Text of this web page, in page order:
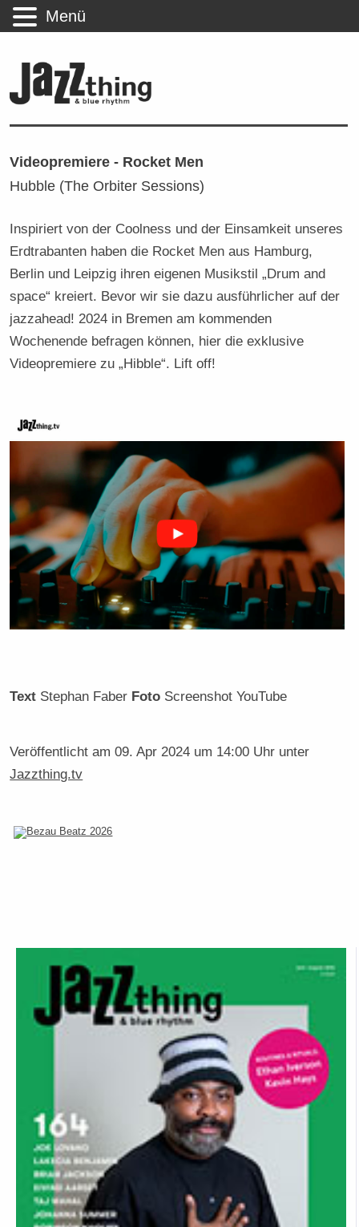
Videopremiere - Rocket Men
Hubble (The Orbiter Sessions)
Inspiriert von der Coolness und der Einsamkeit unseres
Erdtrabanten haben die Rocket Men aus Hamburg,
Berlin und Leipzig ihren eigenen Musikstil „Drum and
space“ kreiert. Bevor wir sie dazu ausführlicher auf der
jazzahead! 2024 in Bremen am kommenden
Wochenende befragen können, hier die exklusive
Videopremiere zu „Hibble“. Lift off!
Text Stephan Faber Foto Screenshot YouTube
Veröffentlicht am09. Apr 2024 um 14:00 Uhr unter
Jazzthing.tv
Menü